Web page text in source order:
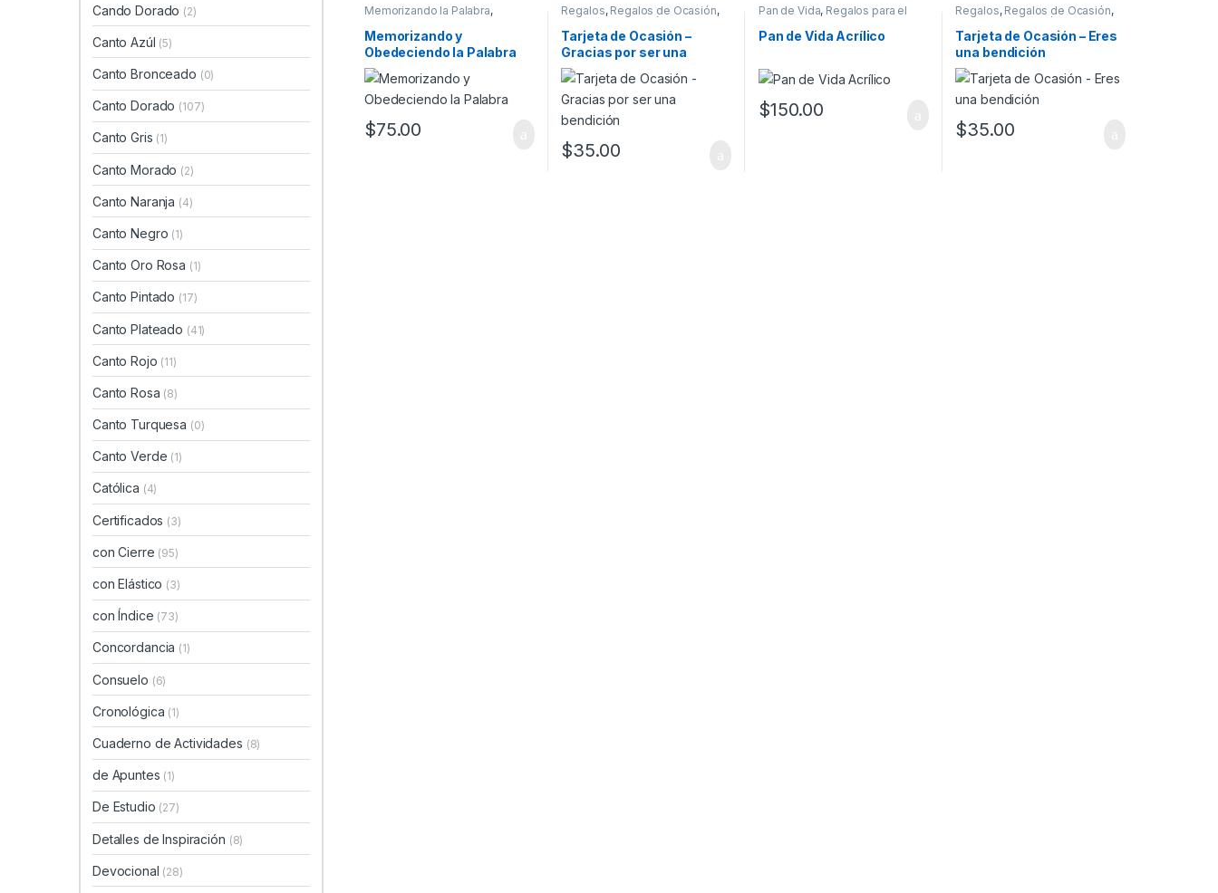
Memorizando la Palabra,
Memorizando y
Obedeciendo la Palabra
$75.00
Regalos, Regalos de Ocasión,
Tarjetas de Ocasión
Tarjeta de Ocasión –
Gracias por ser una
bendición
$35.00
Pan de Vida, Regalos para el
Pan de Vida Acrílico
$150.00
Regalos, Regalos de Ocasión,
Tarjetas de Ocasión
Tarjeta de Ocasión – Eres
una bendición
$35.00
Cando Dorado (2)
Canto Azúl (5)
Canto Bronceado (0)
Canto Dorado (107)
Canto Gris (1)
Canto Morado (2)
Canto Naranja (4)
Canto Negro (1)
Canto Oro Rosa (1)
Canto Pintado (17)
Canto Plateado (41)
Canto Rojo (11)
Canto Rosa (8)
Canto Turquesa (0)
Canto Verde (1)
Católica (4)
Certificados (3)
con Cierre (95)
con Elástico (3)
con Índice (73)
Concordancia (1)
Consuelo (6)
Cronológica (1)
Cuaderno de Actividades (8)
de Apuntes (1)
De Estudio (27)
Detalles de Inspiración (8)
Devocional (28)